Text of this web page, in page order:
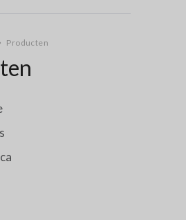
Producten